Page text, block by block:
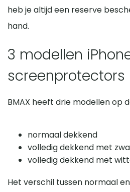
heb je altijd een reserve
hand.
3 modellen
screenprotectors
BMAX heeft drie modellen op
normaal dekkend
volledig dekkend met
volledig dekkend met
Het verschil tussen normaal